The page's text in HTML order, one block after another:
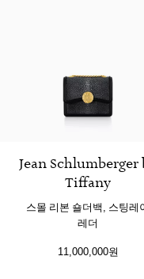
Jean Schlumberger
Tiffany
스몰 리본 숄더백, 스팅레
레더
11,000,000원